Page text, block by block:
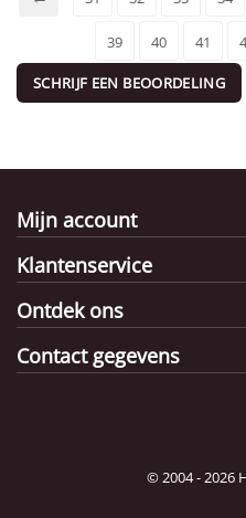
39 40 41
SCHRIJF EEN BEOORDELING
Mijn account
Klantenservice
Ontdek ons
Contact gegevens
© 2004 - 2026